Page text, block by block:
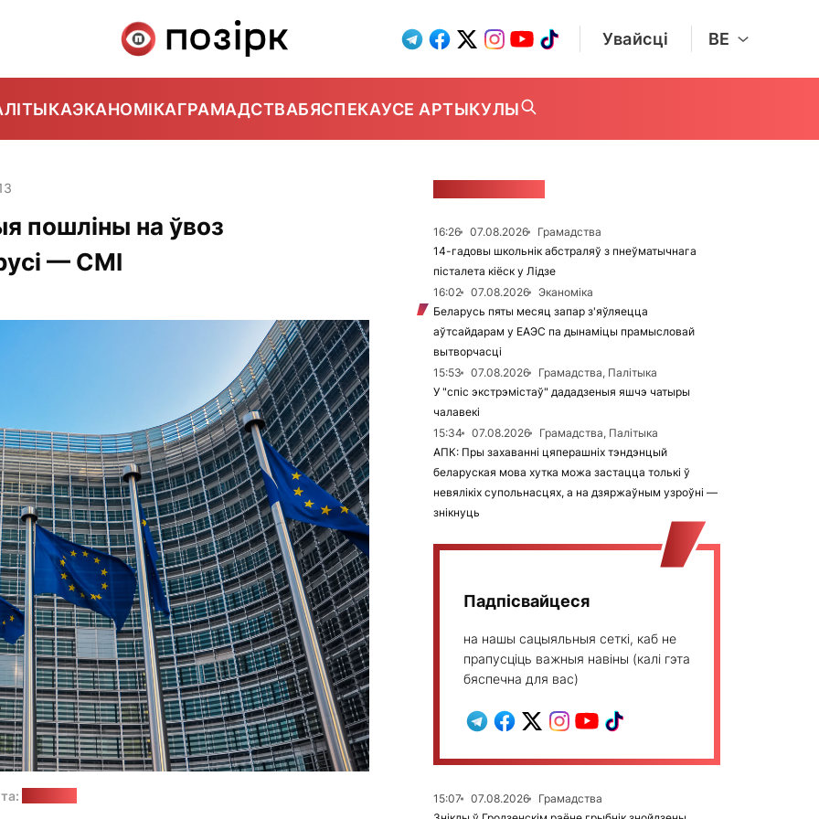
Увайсці BE
ЭКАНОМІКАГРАМАДСТВАБЯСПЕКАУСЕ АРТЫКУЛЫ
пошліны на ўвоз
— СМІ
16:26 07.08.2026
Грамадства
14-гадовы школьнік абстраляў з пнеўматычнага
пісталета кіёск у Лідзе
16:02
07.08.2026
Эканоміка
Беларусь пяты месяц запар з'яўляецца
аўтсайдарам у ЕАЭС па дынаміцы прамысловай
вытворчасці
15:53
07.08.2026
Грамадства, Палітыка
У "спіс экстрэмістаў" дададзеныя яшчэ чатыры
чалавекі
15:34
07.08.2026
Грамадства, Палітыка
АПК: Пры захаванні цяперашніх тэндэнцый
беларуская мова хутка можа застацца толькі ў
невялікіх супольнасцях, а на дзяржаўным узроўні —
знікнуць
Падпісвайцеся
на нашы сацыяльныя сеткі, каб не
прапусціць важныя навіны (калі гэта
бяспечна для вас)
15:07 07.08.2026
Грамадства